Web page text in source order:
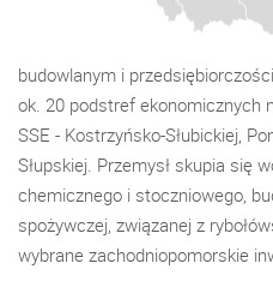
budowlanym i
ok. 20 podstref ekonomicznych
SSE - Kostrzyńsko-Słubickiej,
Słupskiej. Przemysł skupia się
chemicznego i stoczniowego,
spożywczej, związanej z
wybrane zachodniopomorskie